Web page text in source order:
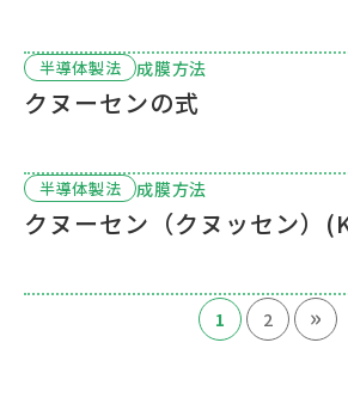
半導体製法 成膜方法
クヌーセンの式
半導体製法 成膜方法
クヌーセン（クヌッセン）
1 2 »